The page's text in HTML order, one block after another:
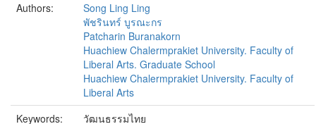
Authors:
Song Ling Ling
พัชรินทร์ บูรณะกร
Patcharin Buranakorn
Huachiew Chalermprakiet University. Faculty of
Liberal Arts. Graduate School
Huachiew Chalermprakiet University. Faculty of
Liberal Arts
Keywords:
วัฒนธรรมไทย